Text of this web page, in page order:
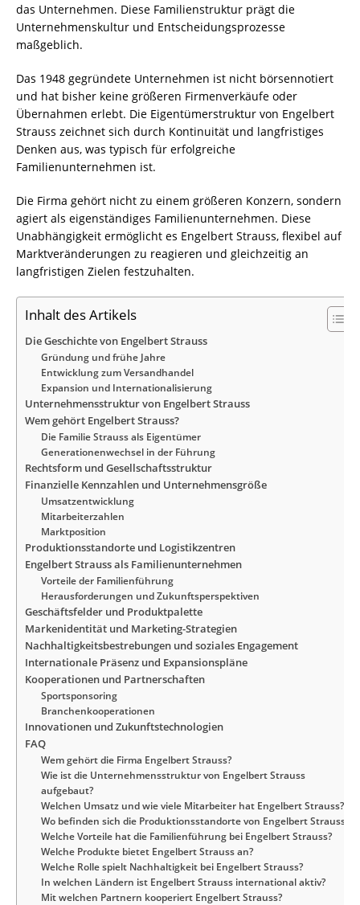
das Unternehmen. Diese Familienstruktur prägt die
Unternehmenskultur und Entscheidungsprozesse
maßgeblich.
Das 1948 gegründete Unternehmen ist nicht börsennotiert
und hat bisher keine größeren Firmenverkäufe oder
Übernahmen erlebt. Die Eigentümerstruktur von Engelbert
Strauss zeichnet sich durch Kontinuität und langfristiges
Denken aus, was typisch für erfolgreiche
Familienunternehmen ist.
Die Firma gehört nicht zu einem größeren Konzern, sondern
agiert als eigenständiges Familienunternehmen. Diese
Unabhängigkeit ermöglicht es Engelbert Strauss, flexibel auf
Marktveränderungen zu reagieren und gleichzeitig an
langfristigen Zielen festzuhalten.
Inhalt des Artikels
Die Geschichte von Engelbert Strauss
Gründung und frühe Jahre
Entwicklung zum Versandhandel
Expansion und Internationalisierung
Unternehmensstruktur von Engelbert Strauss
Wem gehört Engelbert Strauss?
Die Familie Strauss als Eigentümer
Generationenwechsel in der Führung
Rechtsform und Gesellschaftsstruktur
Finanzielle Kennzahlen und Unternehmensgröße
Umsatzentwicklung
Mitarbeiterzahlen
Marktposition
Produktionsstandorte und Logistikzentren
Engelbert Strauss als Familienunternehmen
Vorteile der Familienführung
Herausforderungen und Zukunftsperspektiven
Geschäftsfelder und Produktpalette
Markenidentität und Marketing-Strategien
Nachhaltigkeitsbestrebungen und soziales Engagement
Internationale Präsenz und Expansionspläne
Kooperationen und Partnerschaften
Sportsponsoring
Branchenkooperationen
Innovationen und Zukunftstechnologien
FAQ
Wem gehört die Firma Engelbert Strauss?
Wie ist die Unternehmensstruktur von Engelbert Strauss
aufgebaut?
Welchen Umsatz und wie viele Mitarbeiter hat Engelbert Strauss?
Wo befinden sich die Produktionsstandorte von Engelbert Strauss?
Welche Vorteile hat die Familienführung bei Engelbert Strauss?
Welche Produkte bietet Engelbert Strauss an?
Welche Rolle spielt Nachhaltigkeit bei Engelbert Strauss?
In welchen Ländern ist Engelbert Strauss international aktiv?
Mit welchen Partnern kooperiert Engelbert Strauss?